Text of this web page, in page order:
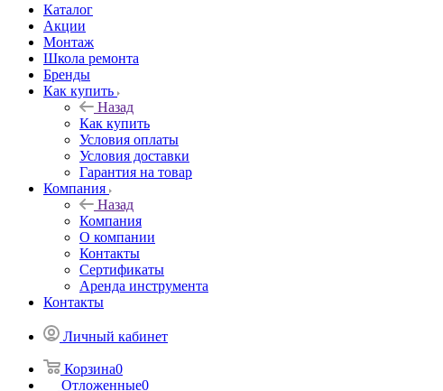
Каталог
Акции
Монтаж
Школа ремонта
Бренды
Как купить
Назад
Как купить
Условия оплаты
Условия доставки
Гарантия на товар
Компания
Назад
Компания
О компании
Контакты
Сертификаты
Аренда инструмента
Контакты
Личный кабинет
Корзина0
Отложенные0